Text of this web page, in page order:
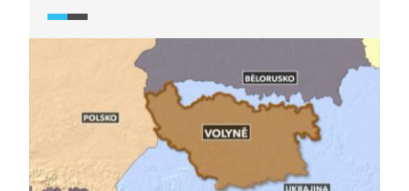
v dobových záběrech ukazuje, jak obří invaze
do SSSR probíhala. Dále je popsáno, které divize se
útoku účastnily, jaká technika k tomu byla využita
nebo která města byla hlavním cílem obsazení.